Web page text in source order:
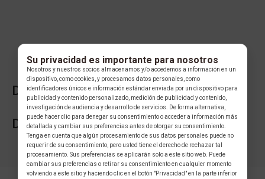
DESCRIPCIÓN DE LA COLECCIÓN
DESCRIPCIÓN DE LA MARCA
Su privacidad es importante para nosotros
Nosotros y nuestros socios almacenamos y/o accedemos a información en un
dispositivo, como cookies, y procesamos datos personales, como
identificadores únicos e información estándar enviada por un dispositivo para
publicidad y contenido personalizado, medición de publicidad y contenido,
investigación de audiencia y desarrollo de servicios. De forma alternativa,
puede hacer clic para denegar su consentimiento o acceder a información más
detallada y cambiar sus preferencias antes de otorgar su consentimiento.
Tenga en cuenta que algún procesamiento de sus datos personales puede no
requerir de su consentimiento, pero usted tiene el derecho de rechazar tal
procesamiento. Sus preferencias se aplicarán solo a este sitio web. Puede
cambiar sus preferencias o retirar su consentimiento en cualquier momento
volviendo a este sitio y haciendo clic en el botón "Privacidad" en la parte inferior